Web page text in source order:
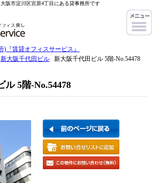
阪市淀川区宮原4丁目にある貸事務所です
『賃貸オフィスサービス』
新大阪千代田ビル 新大阪千代田ビル 5階-No.54478
ル 5階-No.54478